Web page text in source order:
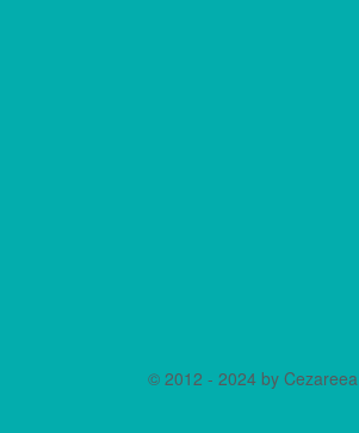
© 2012 - 2024 by Cezareea